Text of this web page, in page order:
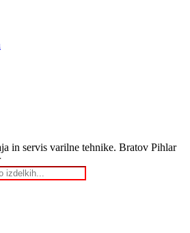
in servis varilne tehnike. Bratov Pihlar